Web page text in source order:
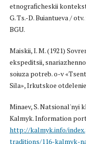
etnograficheskii kontekst
G. Ts.-D. Buiantueva /
BGU.
Maiskii, I. M. (1921)
ekspeditsii,
soiuza potreb. o-v
Sila», Irkutskoe
Minaev, S. Natsional'nyi
Kalmyk. Information
http://kalmyk.info/
traditions/116-kalmyk-